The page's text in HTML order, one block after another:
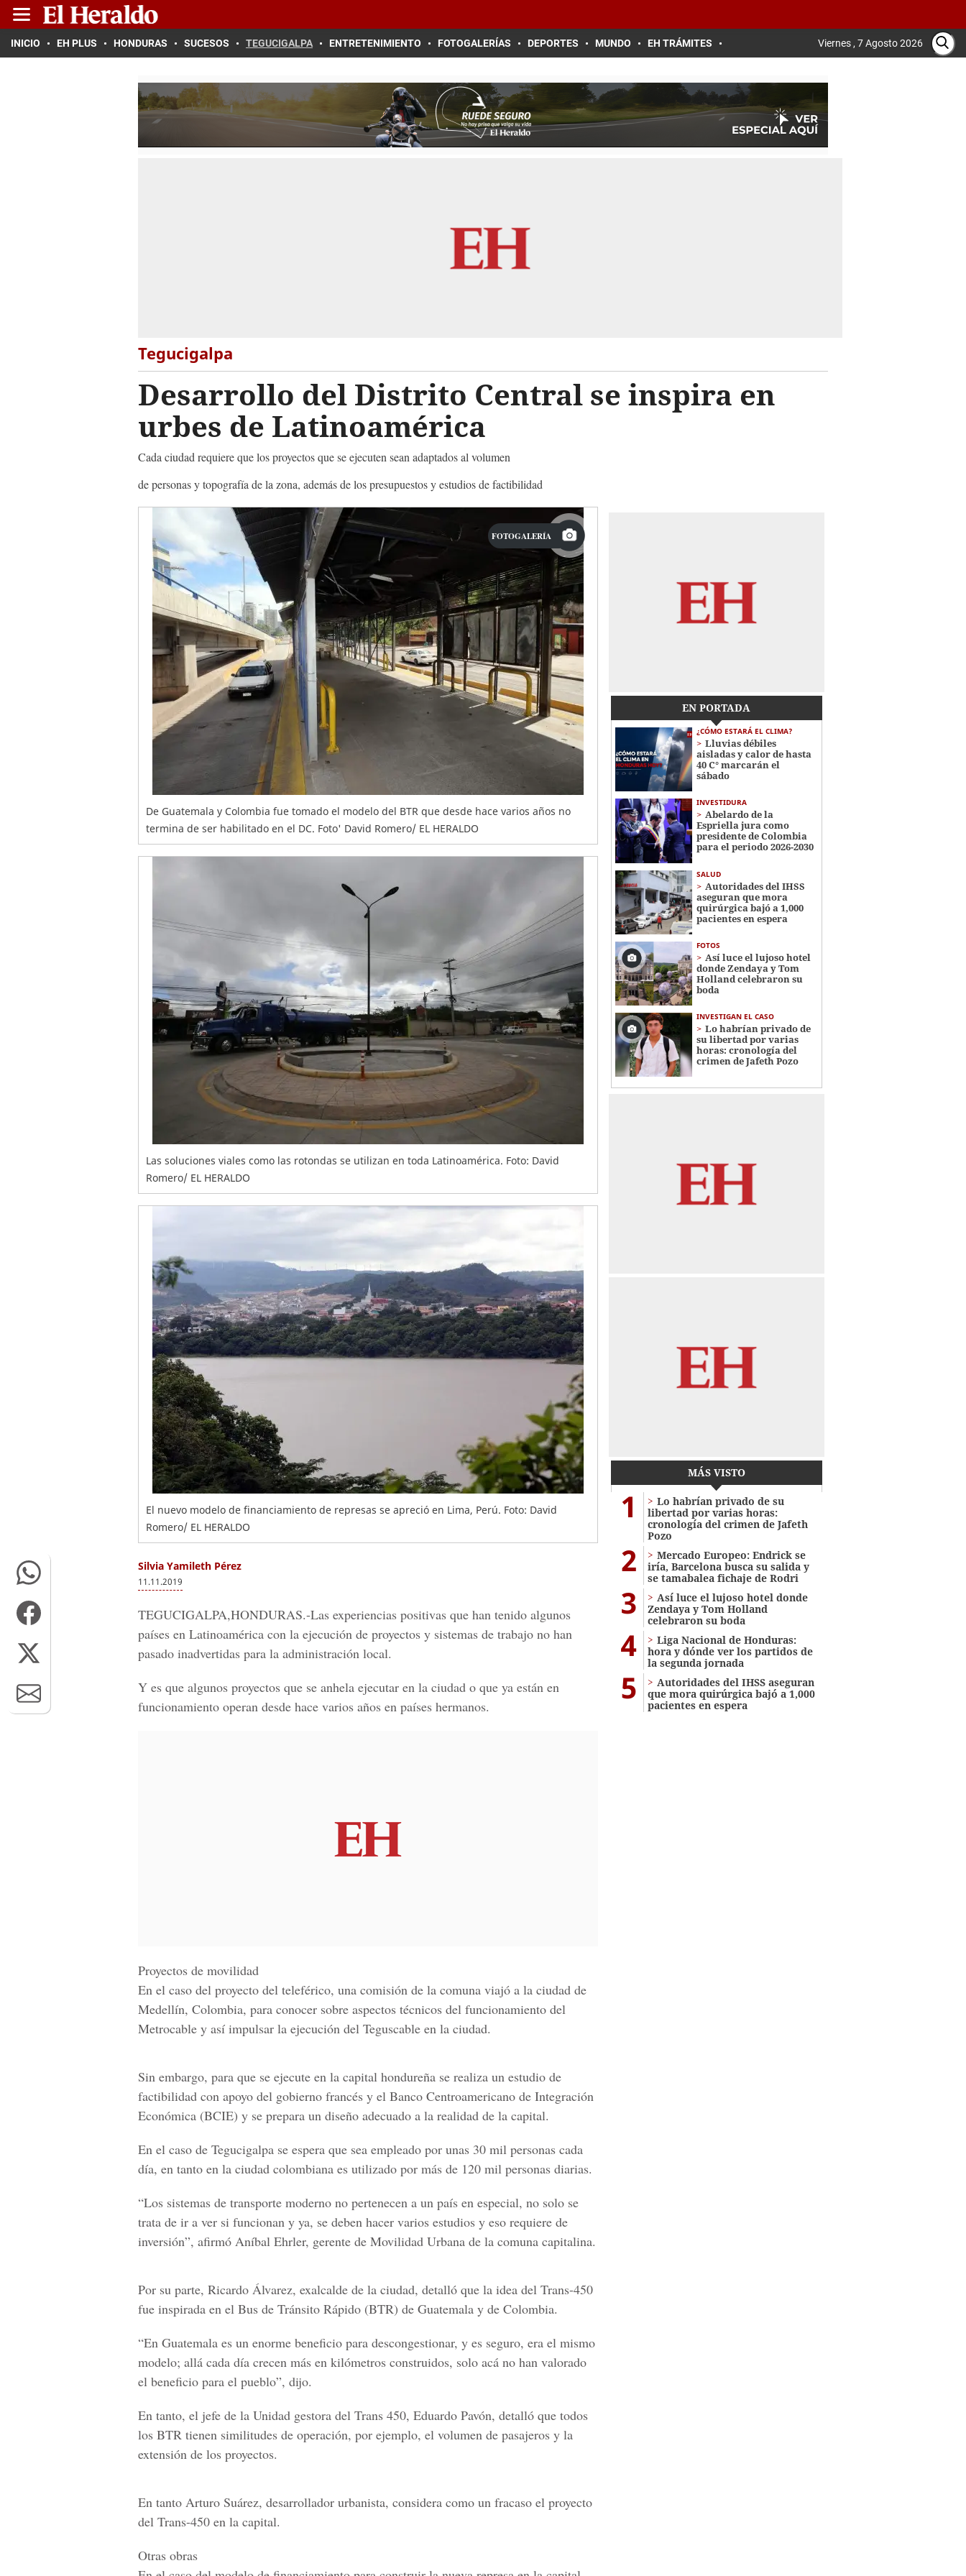
INICIO EH PLUS HONDURAS SUCESOS TEGUCIGALPA ENTRETENIMIENTO FOTOGALERÍAS DEPORTES MUNDO EH TRÁMITES Viernes , 7 Agosto 2026
Tegucigalpa
Desarrollo del Distrito Central se inspira en
urbes de Latinoamérica
Cada ciudad requiere que los proyectos que se ejecuten sean adaptados al volumen
de personas y topografía de la zona, además de los presupuestos y estudios de factibilidad
FOTOGALERÍA
De Guatemala y Colombia fue tomado el modelo del BTR que desde hace varios años no
termina de ser habilitado en el DC. Foto' David Romero/ EL HERALDO
Las soluciones viales como las rotondas se utilizan en toda Latinoamérica. Foto: David
Romero/ EL HERALDO
El nuevo modelo de financiamiento de represas se apreció en Lima, Perú. Foto: David
Romero/ EL HERALDO
Silvia Yamileth Pérez
11.11.2019
TEGUCIGALPA,HONDURAS.-Las experiencias positivas que han tenido algunos
países en Latinoamérica con la ejecución de proyectos y sistemas de trabajo no han
pasado inadvertidas para la administración local.
Y es que algunos proyectos que se anhela ejecutar en la ciudad o que ya están en
funcionamiento operan desde hace varios años en países hermanos.
Proyectos de movilidad
En el caso del proyecto del teleférico, una comisión de la comuna viajó a la ciudad de
Medellín, Colombia, para conocer sobre aspectos técnicos del funcionamiento del
Metrocable y así impulsar la ejecución del Teguscable en la ciudad.
Sin embargo, para que se ejecute en la capital hondureña se realiza un estudio de
factibilidad con apoyo del gobierno francés y el Banco Centroamericano de Integración
Económica (BCIE) y se prepara un diseño adecuado a la realidad de la capital.
En el caso de Tegucigalpa se espera que sea empleado por unas 30 mil personas cada
día, en tanto en la ciudad colombiana es utilizado por más de 120 mil personas diarias.
“Los sistemas de transporte moderno no pertenecen a un país en especial, no solo se
trata de ir a ver si funcionan y ya, se deben hacer varios estudios y eso requiere de
inversión”, afirmó Aníbal Ehrler, gerente de Movilidad Urbana de la comuna capitalina.
Por su parte, Ricardo Álvarez, exalcalde de la ciudad, detalló que la idea del Trans-450
fue inspirada en el Bus de Tránsito Rápido (BTR) de Guatemala y de Colombia.
“En Guatemala es un enorme beneficio para descongestionar, y es seguro, era el mismo
modelo; allá cada día crecen más en kilómetros construidos, solo acá no han valorado
el beneficio para el pueblo”, dijo.
En tanto, el jefe de la Unidad gestora del Trans 450, Eduardo Pavón, detalló que todos
los BTR tienen similitudes de operación, por ejemplo, el volumen de pasajeros y la
extensión de los proyectos.
En tanto Arturo Suárez, desarrollador urbanista, considera como un fracaso el proyecto
del Trans-450 en la capital.
Otras obras
EN PORTADA
¿CÓMO ESTARÁ EL CLIMA?
Lluvias débiles
aisladas y calor de hasta
40 C° marcarán el
sábado
INVESTIDURA
Abelardo de la
Espriella jura como
presidente de Colombia
para el periodo 2026-2030
SALUD
Autoridades del IHSS
aseguran que mora
quirúrgica bajó a 1,000
pacientes en espera
FOTOS
Así luce el lujoso hotel
donde Zendaya y Tom
Holland celebraron su
boda
INVESTIGAN EL CASO
Lo habrían privado de
su libertad por varias
horas: cronología del
crimen de Jafeth Pozo
MÁS VISTO
1
Lo habrían privado de su
libertad por varias horas:
cronología del crimen de Jafeth
Pozo
2
Mercado Europeo: Endrick se
iría, Barcelona busca su salida y
se tamabalea fichaje de Rodri
3
Así luce el lujoso hotel donde
Zendaya y Tom Holland
celebraron su boda
4
Liga Nacional de Honduras:
hora y dónde ver los partidos de
la segunda jornada
5
Autoridades del IHSS aseguran
que mora quirúrgica bajó a 1,000
pacientes en espera